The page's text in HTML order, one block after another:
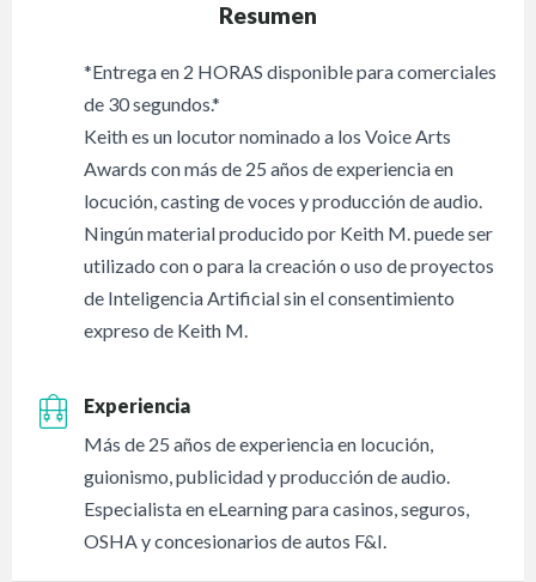
Resumen
*Entrega en 2 HORAS disponible para comerciales
de 30 segundos.*
Keith es un locutor nominado a los Voice Arts
Awards con más de 25 años de experiencia en
locución, casting de voces y producción de audio.
Ningún material producido por Keith M. puede ser
utilizado con o para la creación o uso de proyectos
de Inteligencia Artificial sin el consentimiento
expreso de Keith M.
Experiencia
Más de 25 años de experiencia en locución,
guionismo, publicidad y producción de audio.
Especialista en eLearning para casinos, seguros,
OSHA y concesionarios de autos F&I.